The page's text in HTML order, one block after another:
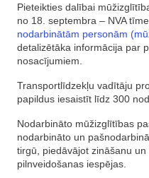
Pieteikties dalībai
no 18. septembra – NVA
nodarbinātām personām
detalizētāka informācija par
nosacījumiem.
Transportlīdzekļu vadītāju
papildus iesaistīt līdz 300
Nodarbināto mūžizglītības
nodarbināto un
tirgū, piedāvājot zināšanu
pilnveidošanas iespējas.